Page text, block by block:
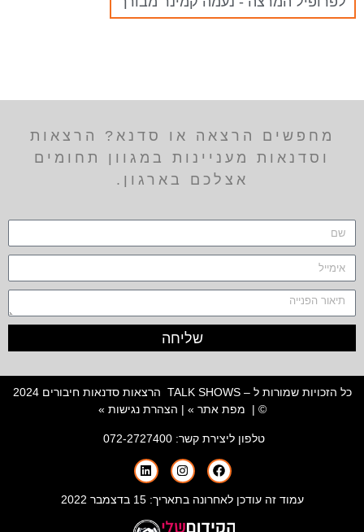
מחפשים הרצאה או סדנא? הרצאות
וסדנאות מעניינות במגוון תחומים
אצלכם בארגון.
שליחה
כל הזכויות שמורות ל – TALK SHOWS הרצאות סדנאות חיבורים 2024
© | מפת אתר » | הצהרת נגישות »
טלפון ליצירת קשר:072-2727400
עמוד זה עודכן לאחרונה בתאריך: 15 בדצמבר 2022